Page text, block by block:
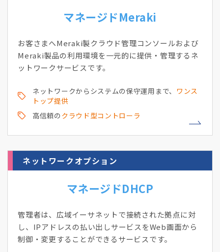
マネージドMeraki
お客さまへMeraki製クラウド管理コンソールおよび
Meraki製品の利用環境を一元的に提供・管理するネ
ットワークサービスです。
ネットワークからシステムの保守運用まで、 ワンス
トップ提供
高信頼の クラウド型コントローラ
ネットワークオプション
マネージドDHCP
管理者は、広域イーサネットで接続された拠点に対
し、IPアドレスの払い出しサービスをWeb画面から
制御・変更することができるサービスです。